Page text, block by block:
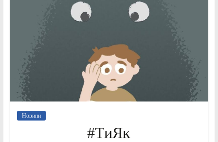
Новини
#ТиЯк